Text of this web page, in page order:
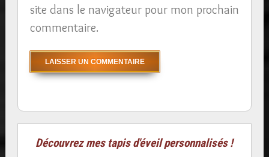
site dans le navigateur pour mon prochain
commentaire.
Découvrez mes tapis d'éveil personnalisés !